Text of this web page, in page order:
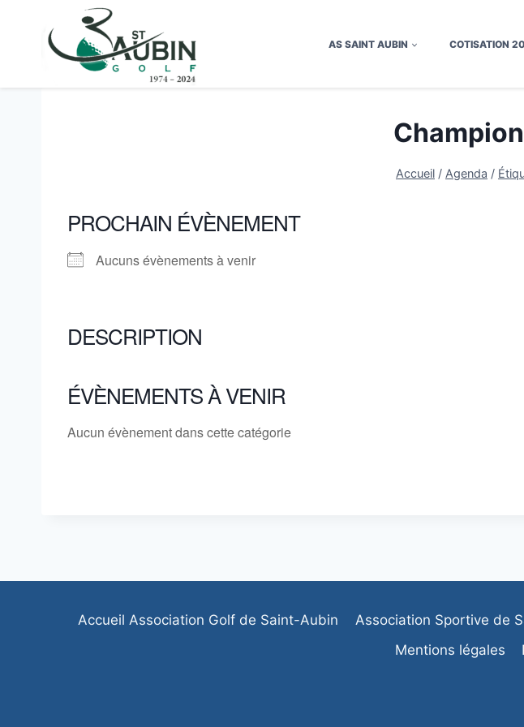
contenu
AS SAINT AUBIN COTISATION
Accueil / Agenda /
PROCHAIN ÉVÈNEMENT
Aucuns évènements à venir
DESCRIPTION
ÉVÈNEMENTS À VENIR
Aucun évènement dans cette catégorie
Accueil Association Golf de Saint-Aubin Association Sportive de
Mentions légales